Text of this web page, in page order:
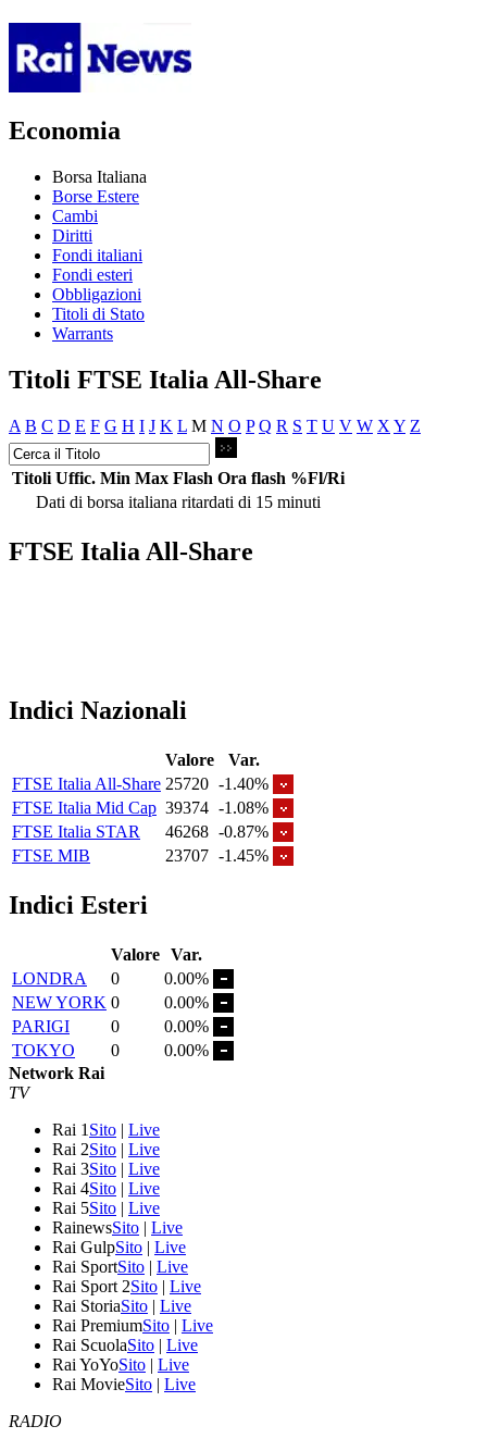
Economia
Borsa Italiana
Borse Estere
Cambi
Diritti
Fondi italiani
Fondi esteri
Obbligazioni
Titoli di Stato
Warrants
Titoli FTSE Italia All-Share
A B C D E F G H I J K L M N O P Q R S T U V W X Y Z
Titoli Uffic. Min Max Flash Ora flash %Fl/Ri
Dati di borsa italiana ritardati di 15 minuti
FTSE Italia All-Share
Indici Nazionali
Valore
Var.
FTSE Italia All-Share 25720 -1.40%
FTSE Italia Mid Cap 39374 -1.08%
FTSE Italia STAR
46268 -0.87%
FTSE MIB
23707 -1.45%
Indici Esteri
Valore Var.
LONDRA
0
0.00%
NEW YORK 0
0.00%
PARIGI
0
0.00%
TOKYO
0
0.00%
Network Rai
TV
Rai 1 Sito | Live
Rai 2Sito | Live
Rai 3Sito | Live
Rai 4Sito | Live
Rai 5Sito | Live
RainewsSito | Live
Rai GulpSito | Live
Rai SportSito | Live
Rai Sport 2Sito | Live
Rai StoriaSito | Live
Rai PremiumSito | Live
Rai ScuolaSito | Live
Rai YoYoSito | Live
Rai MovieSito | Live
RADIO